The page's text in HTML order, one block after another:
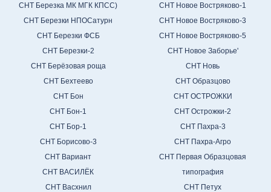
СНТ Березка МК МГК КПСС)
СНТ Березки НПОСатурн
СНТ Березки ФСБ
СНТ Березки-2
СНТ Берёзовая роща
СНТ Бехтеево
СНТ Бон
СНТ Бон-1
СНТ Бор-1
СНТ Борисово-3
СНТ Вариант
СНТ ВАСИЛЁК
СНТ Васхнил
СНТ Новое Востряково-1
СНТ Новое Востряково-3
СНТ Новое Востряково-5
СНТ Новое Заборье'
СНТ Новь
СНТ Образцово
СНТ ОСТРОЖКИ
СНТ Острожки-2
СНТ Пахра-3
СНТ Пахра-Агро
СНТ Первая Образцовая
типография
СНТ Петух